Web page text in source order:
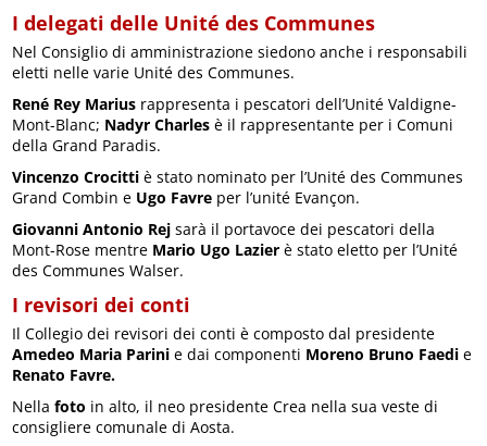
I delegati delle Unité des Communes
Nel Consiglio di amministrazione siedono anche i responsabili
eletti nelle varie Unité des Communes.
René Rey Marius rappresenta i pescatori dell’Unité Valdigne-
Mont-Blanc; Nadyr Charles è il rappresentante per i Comuni
della Grand Paradis.
Vincenzo Crocitti è stato nominato per l’Unité des Communes
Grand Combin e Ugo Favre per l’unité Evançon.
Giovanni Antonio Rej sarà il portavoce dei pescatori della
Mont-Rose mentre Mario Ugo Lazier è stato eletto per l’Unité
des Communes Walser.
I revisori dei conti
Il Collegio dei revisori dei conti è composto dal presidente
Amedeo Maria Parini e dai componenti Moreno Bruno Faedi e
Renato Favre.
Nella foto in alto, il neo presidente Crea nella sua veste di
consigliere comunale di Aosta.